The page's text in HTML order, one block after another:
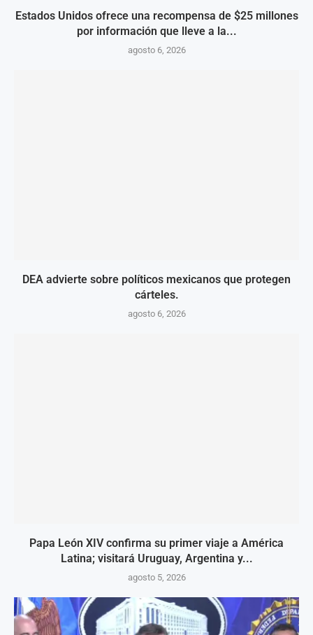
Estados Unidos ofrece una recompensa de $25 millones
por información que lleve a la...
agosto 6, 2026
DEA advierte sobre políticos mexicanos que protegen
cárteles.
agosto 6, 2026
Papa León XIV confirma su primer viaje a América
Latina; visitará Uruguay, Argentina y...
agosto 5, 2026